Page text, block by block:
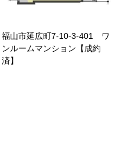
福山市延広町7-10-3-401 ワ
ンルームマンション【成約
済】